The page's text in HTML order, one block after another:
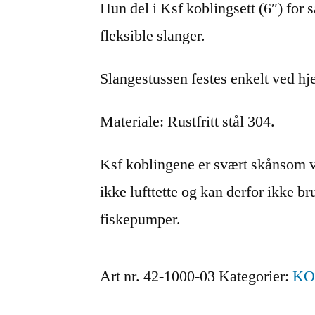
Hun del i Ksf koblingsett (6″) for
fleksible slanger.
Slangestussen festes enkelt ved
Materiale: Rustfritt stål 304.
Ksf koblingene er svært skånsom
ikke lufttette og kan derfor ikke
fiskepumper.
Art nr. 42-1000-03 Kategorier: